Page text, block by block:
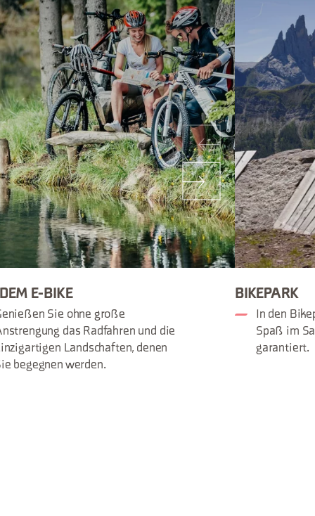
E-BIKE
Sie ohne große
das Radfahren und die
Landschaften, denen
begegnen werden.
BIKEPARK
In den
Spaß im
garantiert.